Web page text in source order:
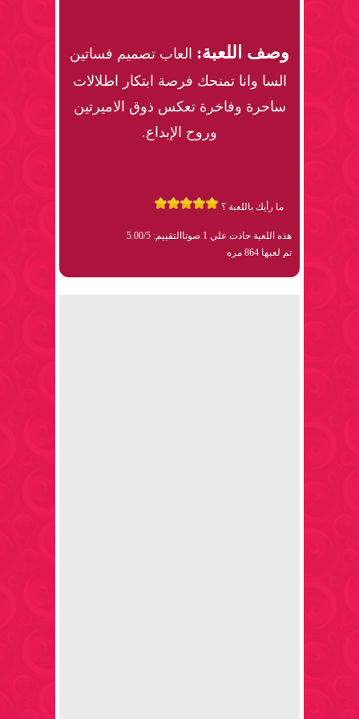
وصف اللعبة: العاب تصميم فساتين
السا وانا تمنحك فرصة ابتكار اطلالات
ساحرة وفاخرة تعكس ذوق الاميرتين
وروح الإبداع.
ما رأيك باللعبة ؟
هذه اللعبة حاذت علي 1 صوتا
التقييم: 5.00/5
تم لعبها 864 مره